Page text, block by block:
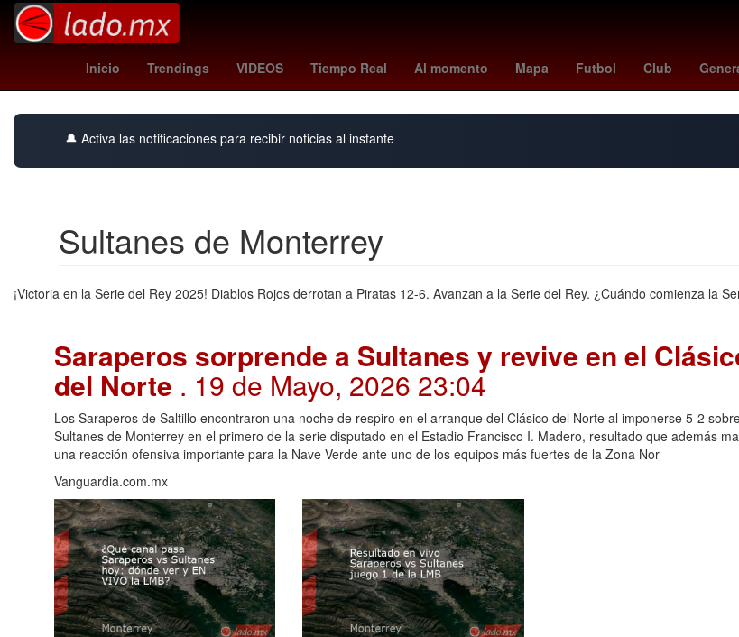
Inicio Trendings VIDEOS Tiempo Real Al momento Mapa Futbol Club
Maradona milan tubi Rosario Anthony Davis Oblivion tottenham
🔔 Activa las notificaciones para recibir noticias al instante
Sultanes de Monterrey
¡Victoria en la Serie del Rey 2025! Diablos Rojos derrotan a Piratas 12-6. Avanzan a la Serie del Rey. ¿Cuándo comienza la
Saraperos sorprende a Sultanes y revive en el
del Norte . 19 de Mayo, 2026 23:04
Los Saraperos de Saltillo encontraron una noche de respiro en el arranque del Clásico del Norte al imponerse 5-2
Sultanes de Monterrey en el primero de la serie disputado en el Estadio Francisco I. Madero, resultado que además
una reacción ofensiva importante para la Nave Verde ante uno de los equipos más fuertes de la Zona Nor
Vanguardia.com.mx